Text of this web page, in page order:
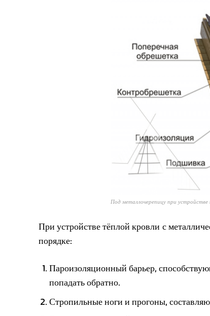
Под металлочерепицу при устройстве
При устройстве тёплой кровли с
порядке:
Пароизоляционный барьер,
попадать обратно.
Стропильные ноги и прогоны,